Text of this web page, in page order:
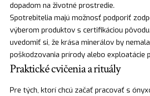
dopadom na životné prostredie.
Spotrebitelia majú možnosť podporiť
výberom produktov s certifikáciou
uvedomiť si, že krása minerálov by
poškodzovania prírody alebo exploatácie
Praktické cvičenia a rituály
Pre tých, ktorí chcú začať pracovať s